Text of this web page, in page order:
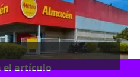
el artículo